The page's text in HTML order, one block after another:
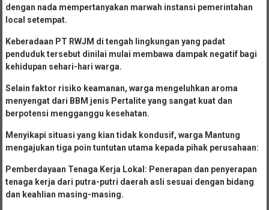
dengan nada mempertanyakan marwah instansi pemerintahan
local setempat.
Keberadaan PT RWJM di tengah lingkungan yang padat
penduduk tersebut dinilai mulai membawa dampak negatif bagi
kehidupan sehari-hari warga.
Selain faktor risiko keamanan, warga mengeluhkan aroma
menyengat dari BBM jenis Pertalite yang sangat kuat dan
berpotensi mengganggu kesehatan.
Menyikapi situasi yang kian tidak kondusif, warga Mantung
mengajukan tiga poin tuntutan utama kepada pihak perusahaan:
Pemberdayaan Tenaga Kerja Lokal: Penerapan dan penyerapan
tenaga kerja dari putra-putri daerah asli sesuai dengan bidang
dan keahlian masing-masing.